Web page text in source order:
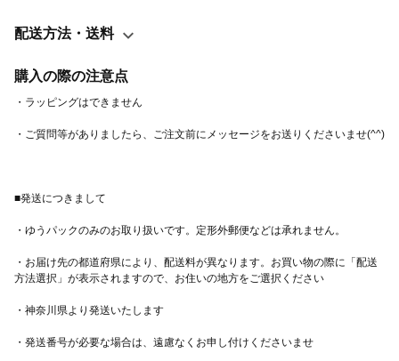
は手洗いを推奨しております。 洗濯機をご利用の際は、裏返しに
ちします。
配送方法・送料
購入の際の注意点
・お届け先の都道府県により、配送料が異なります。お買い物の際に「配送